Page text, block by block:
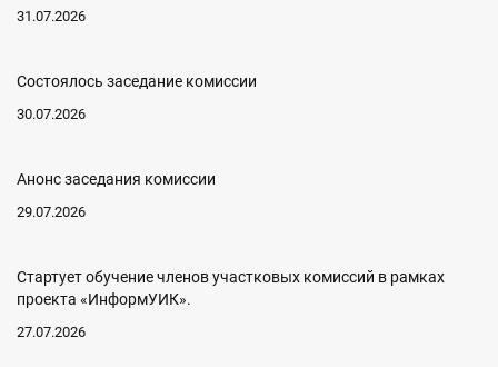
31.07.2026
Состоялось заседание комиссии
30.07.2026
Анонс заседания комиссии
29.07.2026
Стартует обучение членов участковых комиссий в рамках
проекта «ИнформУИК».
27.07.2026